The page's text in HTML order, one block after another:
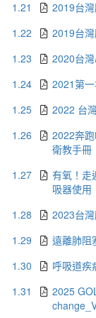
1.21
2019台
1.22
2019台
1.23
2020台
1.24
2021第
1.25
2022 台
1.26
2022奔
衛教手冊
1.27
有氧！走
吸器使用
1.28
2023台
1.29
遠離肺阻
1.30
呼吸道疾
1.31
2025